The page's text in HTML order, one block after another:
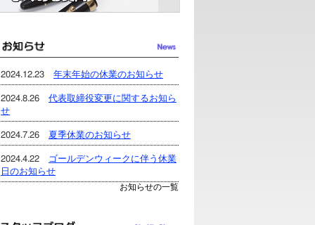
2024.12.23 年末年始の休業のお知らせ
2024.8.26 代表取締役変更に関するお知ら
せ
2024.7.26 夏季休業のお知らせ
2024.4.22 ゴールデンウィークに伴う休業
日のお知らせ
お知らせの一覧